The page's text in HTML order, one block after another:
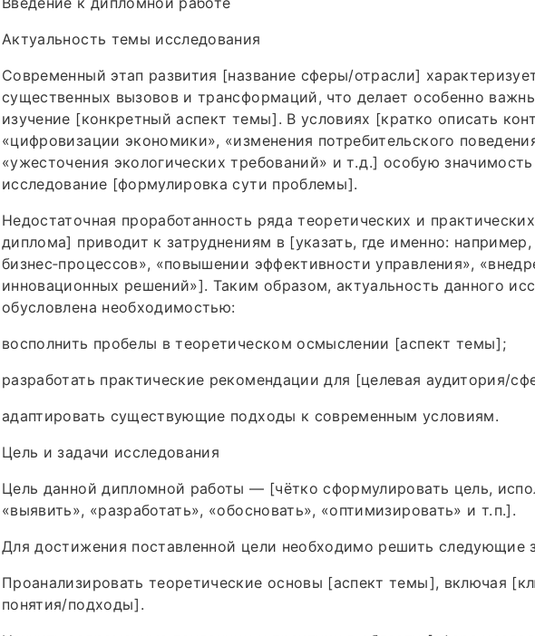
Актуальность темы исследования
Современный этап развития [название сферы/отрасли]
существенных вызовов и трансформаций, что делает особенно
изучение [конкретный аспект темы]. В условиях [кратко описать
«цифровизации экономики», «изменения потребительского
«ужесточения экологических требований» и т. д.] особую
исследование [формулировка сути проблемы].
Недостаточная проработанность ряда теоретических и
диплома] приводит к затруднениям в [указать, где именно:
бизнес‑процессов», «повышении эффективности управления»,
инновационных решений»]. Таким образом, актуальность данного
обусловлена необходимостью:
восполнить пробелы в теоретическом осмыслении [аспект темы];
разработать практические рекомендации для [целевая аудитория/
адаптировать существующие подходы к современным условиям.
Цель и задачи исследования
Цель данной дипломной работы — [чётко сформулировать цель,
«выявить», «разработать», «обосновать», «оптимизировать» и т. п.].
Для достижения поставленной цели необходимо решить следующие
Проанализировать теоретические основы [аспект темы], включая
понятия/подходы].